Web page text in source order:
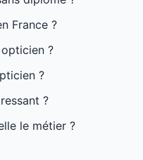
France ?
?
?
?
le métier ?